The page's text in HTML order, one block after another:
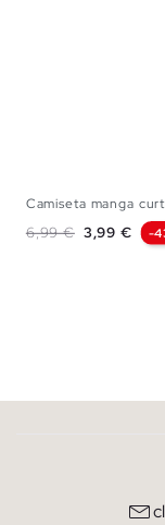
Camiseta manga
Preço normal
6,99 € Preço
3,99 € -